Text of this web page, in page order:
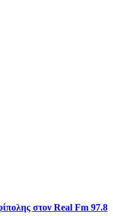
στον Real Fm 97.8